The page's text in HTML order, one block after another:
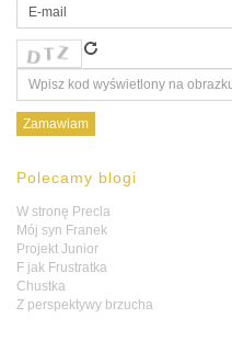
Polecamy blogi
W stronę Precla
Mój syn Franek
Projekt Junior
F jak Frustratka
Chustka
Z perspektywy brzucha